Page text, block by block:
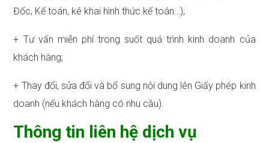
Đốc, Kế toán, kê khai hình thức kế toán…);
+ Tư vấn miễn phí trong suốt quá trình kinh doanh của
khách hàng;
+ Thay đổi, sửa đổi và bổ sung nội dung lên Giấy phép kinh
doanh (nếu khách hàng có nhu cầu).
Thông tin liên hệ dịch vụ